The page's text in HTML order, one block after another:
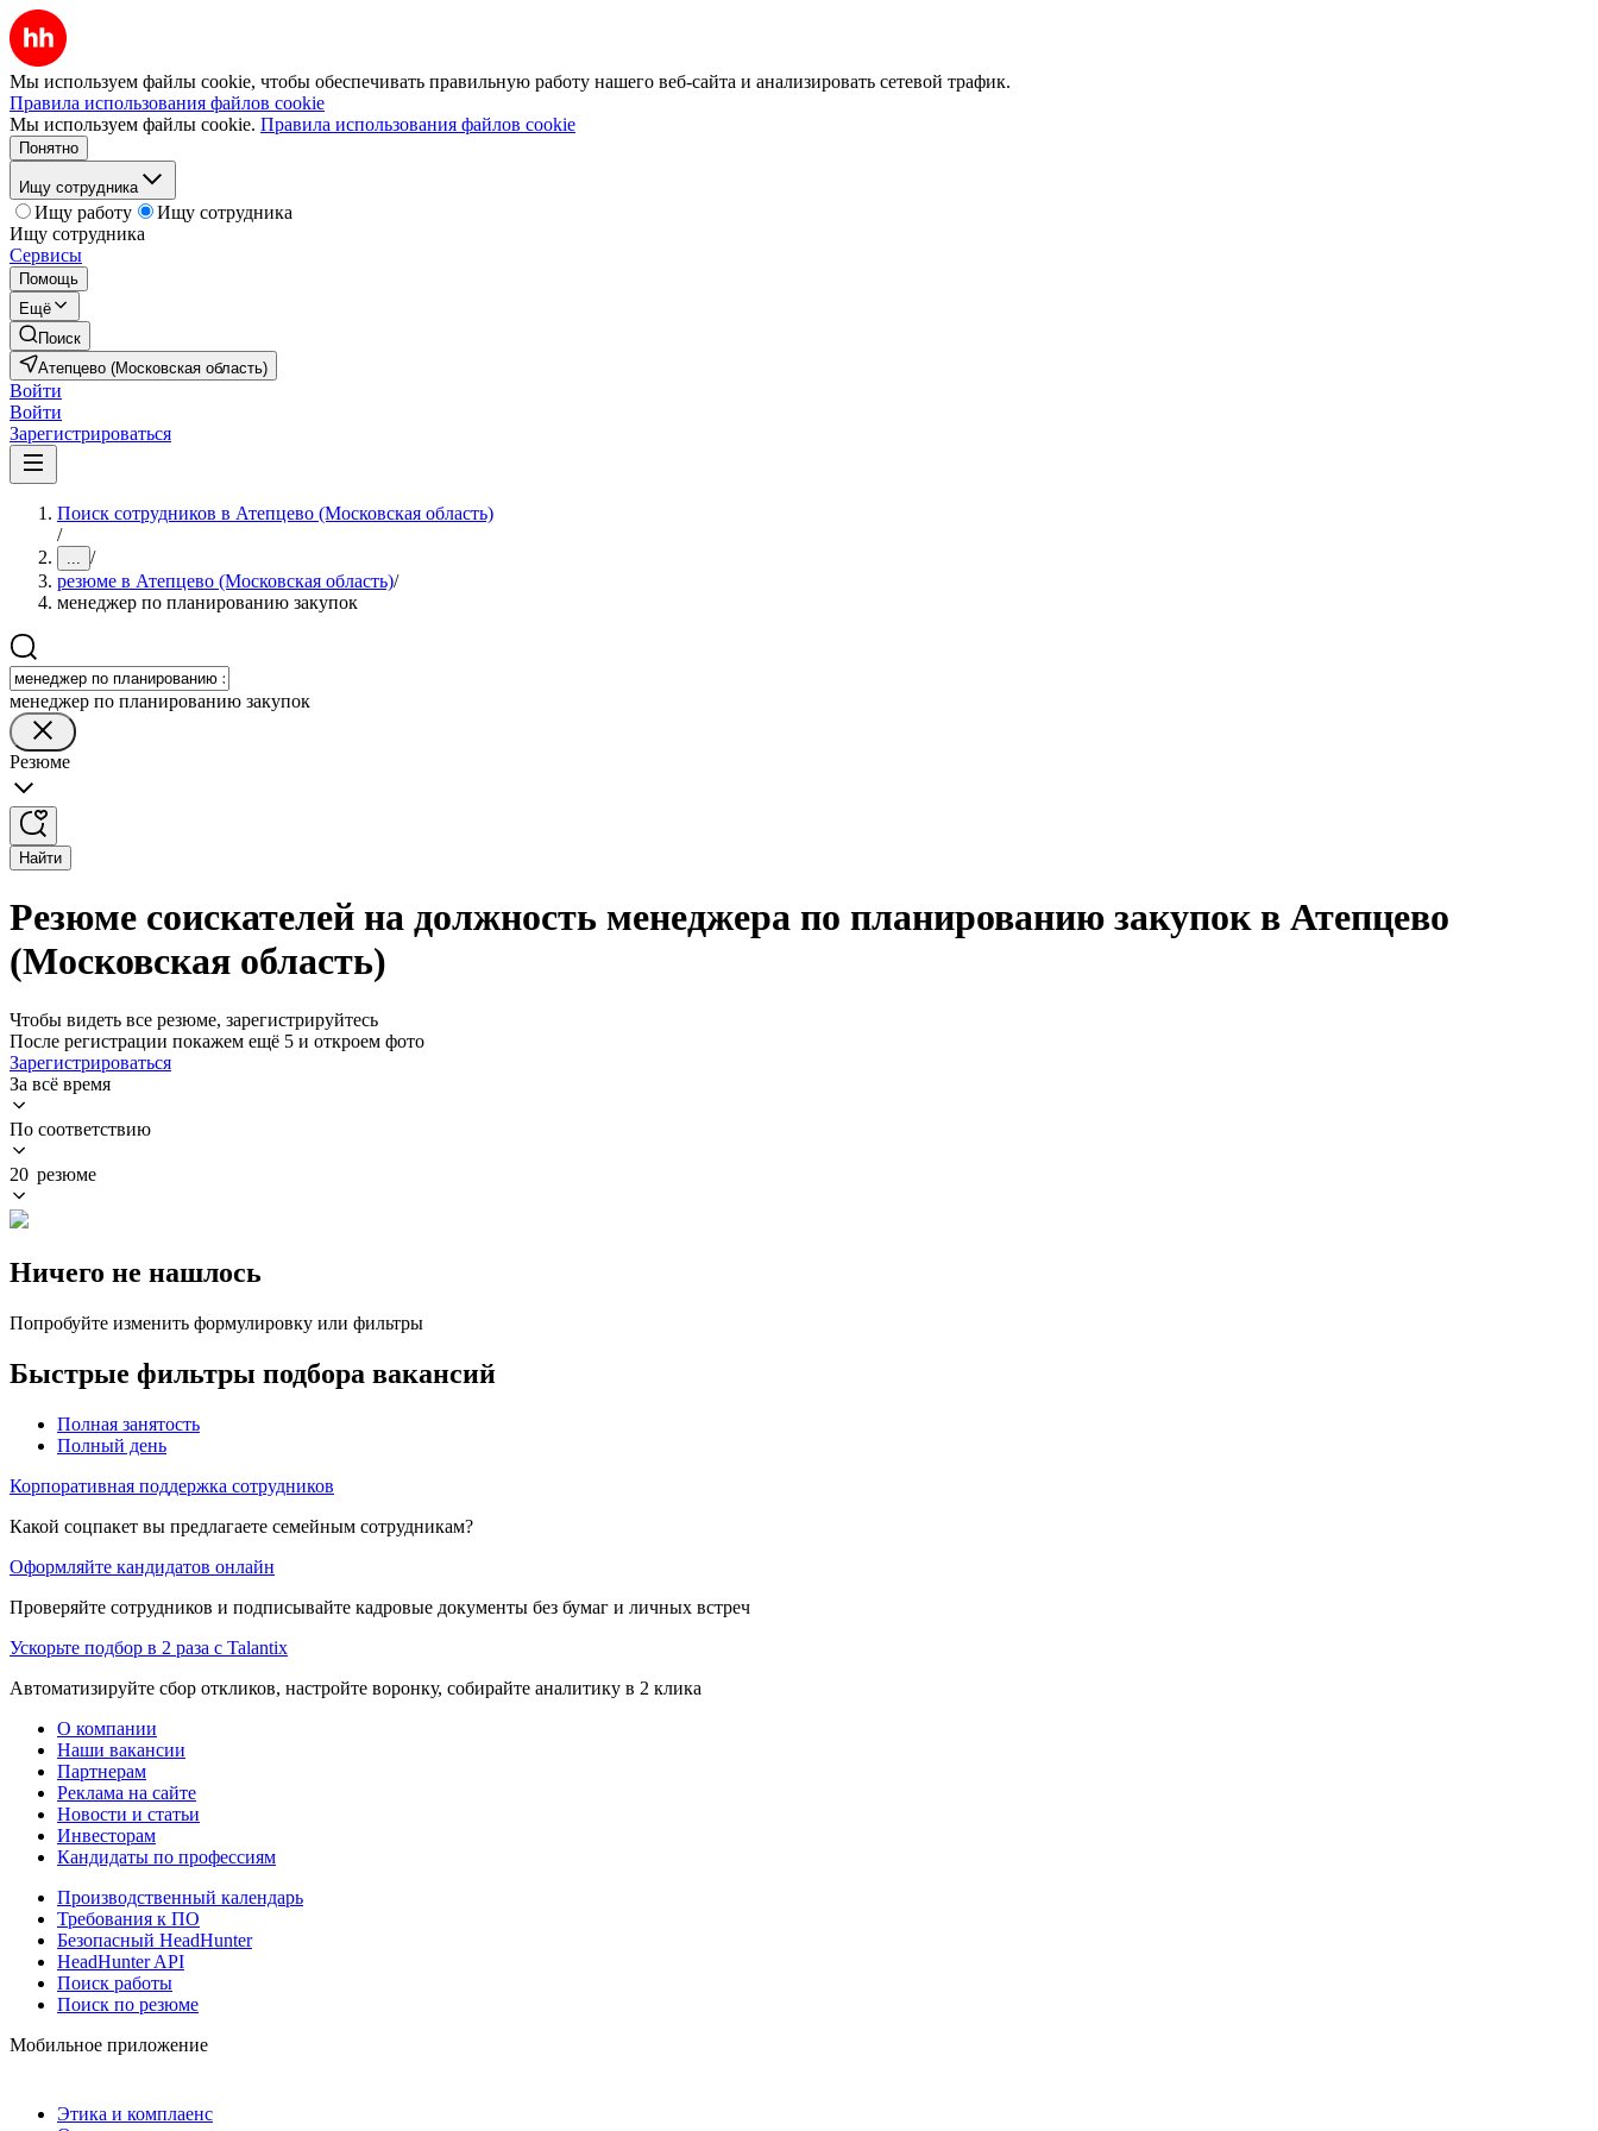
Мы используем файлы cookie, чтобы обеспечивать правильную работу нашего веб-сайта и анализировать сетевой трафик.
Правила использования файлов cookie
Мы используем файлы cookie. Правила использования файлов cookie
Понятно
Ищу сотрудника
Ищу работу
Ищу сотрудника
Ищу сотрудника
Сервисы
Помощь
Ещё
Поиск
Атепцево (Московская область)
Войти
Войти
Зарегистрироваться
Поиск сотрудников в Атепцево (Московская область)
/
... /
резюме в Атепцево (Московская область)/
менеджер по планированию закупок
менеджер по планированию закупок
Резюме
Найти
Резюме соискателей на должность менеджера по планированию закупок в Атепцево
(Московская область)
Чтобы видеть все резюме, зарегистрируйтесь
После регистрации покажем ещё 5 и откроем фото
Зарегистрироваться
За всё время
По соответствию
20 резюме
Ничего не нашлось
Попробуйте изменить формулировку или фильтры
Быстрые фильтры подбора вакансий
Полная занятость
Полный день
Корпоративная поддержка сотрудников
Какой соцпакет вы предлагаете семейным сотрудникам?
Оформляйте кандидатов онлайн
Проверяйте сотрудников и подписывайте кадровые документы без бумаг и личных встреч
Ускорьте подбор в 2 раза с Talantix
Автоматизируйте сбор откликов, настройте воронку, собирайте аналитику в 2 клика
О компании
Наши вакансии
Партнерам
Реклама на сайте
Новости и статьи
Инвесторам
Кандидаты по профессиям
Производственный календарь
Требования к ПО
Безопасный HeadHunter
HeadHunter API
Поиск работы
Поиск по резюме
Мобильное приложение
Этика и комплаенс